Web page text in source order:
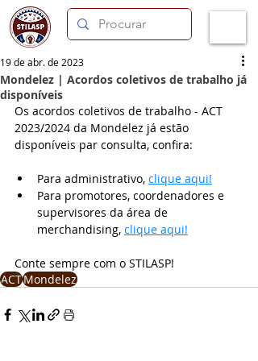
Mondelez | Acordos coletivos de trabalho já
disponíveis
19 de abr. de 2023
Os acordos coletivos de trabalho - ACT
2023/2024 da Mondelez já estão
disponíveis par consulta, confira:
Para administrativo, clique aqui!
Para promotores, coordenadores e
supervisores da área de
merchandising, clique aqui!
Conte sempre com o STILASP!
ACTMondelez